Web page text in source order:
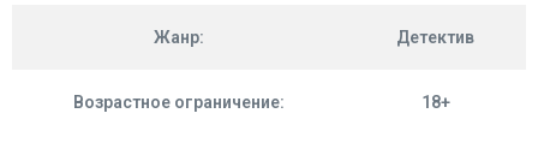
Жанр: Детектив
Возрастное ограничение: 18+